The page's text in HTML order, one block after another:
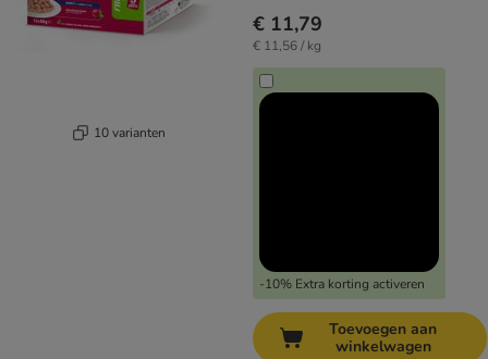
10 varianten
€ 11,79
€ 11,56 / kg
-10% Extra korting activeren
Toevoegen aan
winkelwagen